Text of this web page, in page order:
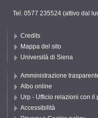
Tel. 0577 235524 (attivo dal
Credits
Mappa del sito
Università di Siena
Amministrazione
Albo online
Urp - Ufficio relazioni con il
Accessibilità